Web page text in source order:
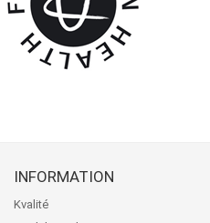
INFORMATION
Kvalité